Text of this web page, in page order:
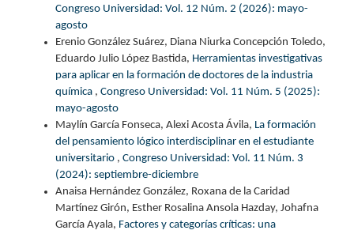
Congreso Universidad: Vol. 12 Núm. 2 (2026): mayo-
agosto
Erenio González Suárez, Diana Niurka Concepción Toledo,
Eduardo Julio López Bastida, Herramientas investigativas
para aplicar en la formación de doctores de la industria
química , Congreso Universidad: Vol. 11 Núm. 5 (2025):
mayo-agosto
Maylín García Fonseca, Alexi Acosta Ávila, La formación
del pensamiento lógico interdisciplinar en el estudiante
universitario , Congreso Universidad: Vol. 11 Núm. 3
(2024): septiembre-diciembre
Anaisa Hernández González, Roxana de la Caridad
Martínez Girón, Esther Rosalina Ansola Hazday, Johafna
García Ayala, Factores y categorías críticas: una